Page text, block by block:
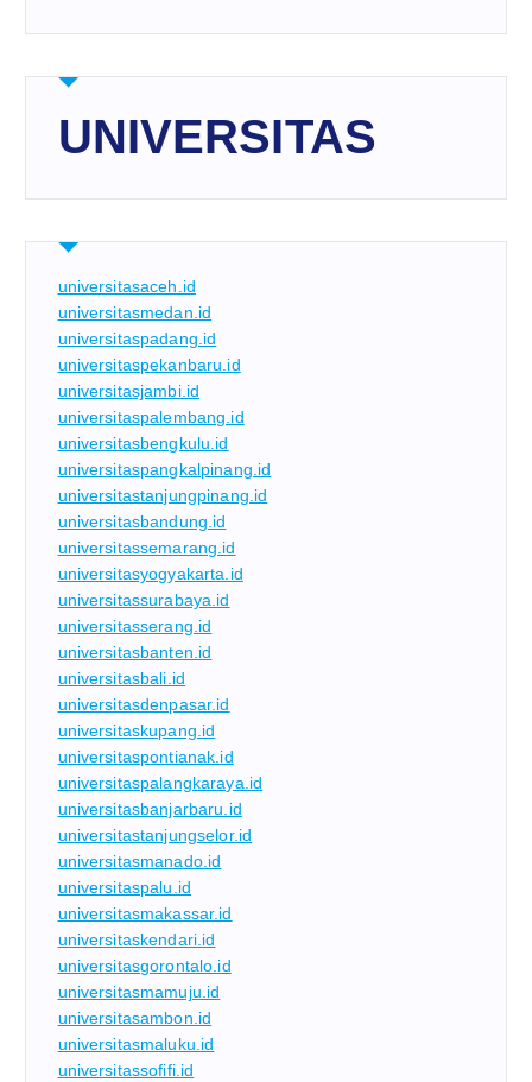
UNIVERSITAS
universitasaceh.id
universitasmedan.id
universitaspadang.id
universitaspekanbaru.id
universitasjambi.id
universitaspalembang.id
universitasbengkulu.id
universitaspangkalpinang.id
universitastanjungpinang.id
universitasbandung.id
universitassemarang.id
universitasyogyakarta.id
universitassurabaya.id
universitasserang.id
universitasbanten.id
universitasbali.id
universitasdenpasar.id
universitaskupang.id
universitaspontianak.id
universitaspalangkaraya.id
universitasbanjarbaru.id
universitastanjungselor.id
universitasmanado.id
universitaspalu.id
universitasmakassar.id
universitaskendari.id
universitasgorontalo.id
universitasmamuju.id
universitasambon.id
universitasmaluku.id
universitassofifi.id